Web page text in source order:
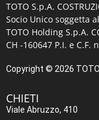
TOTO S.p.A.
Socio Unico soggetta
TOTO Holding S.p.A.
CH -160647 P.I. e C.F.
Copyright © 2026
CHIETI​
Viale Abruzzo, 410